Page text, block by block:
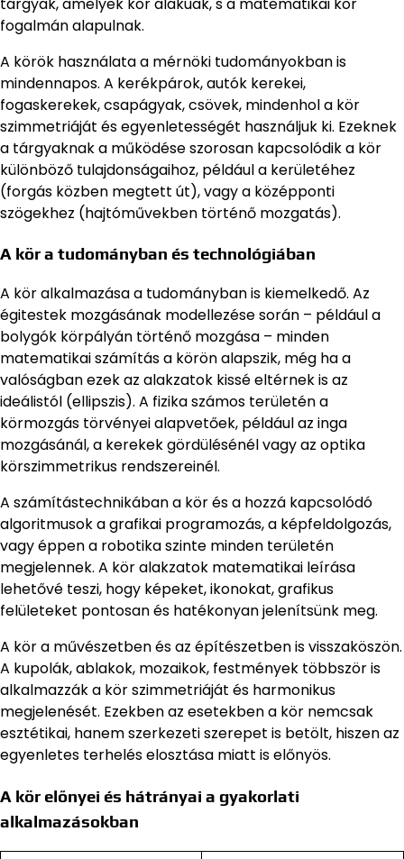
fogalmán alapulnak.
A körök használata a mérnöki tudományokban is
mindennapos. A kerékpárok, autók kerekei,
fogaskerekek, csapágyak, csövek, mindenhol a kör
szimmetriáját és egyenletességét használjuk ki. Ezeknek
a tárgyaknak a működése szorosan kapcsolódik a kör
különböző tulajdonságaihoz, például a kerületéhez
(forgás közben megtett út), vagy a középponti
szögekhez (hajtóművekben történő mozgatás).
A kör a tudományban és technológiában
A kör alkalmazása a tudományban is kiemelkedő. Az
égitestek mozgásának modellezése során – például a
bolygók körpályán történő mozgása – minden
matematikai számítás a körön alapszik, még ha a
valóságban ezek az alakzatok kissé eltérnek is az
ideálistól (ellipszis). A fizika számos területén a
körmozgás törvényei alapvetőek, például az inga
mozgásánál, a kerekek gördülésénél vagy az optika
körszimmetrikus rendszereinél.
A számítástechnikában a kör és a hozzá kapcsolódó
algoritmusok a grafikai programozás, a képfeldolgozás,
vagy éppen a robotika szinte minden területén
megjelennek. A kör alakzatok matematikai leírása
lehetővé teszi, hogy képeket, ikonokat, grafikus
felületeket pontosan és hatékonyan jelenítsünk meg.
A kör a művészetben és az építészetben is visszaköszön.
A kupolák, ablakok, mozaikok, festmények többször is
alkalmazzák a kör szimmetriáját és harmonikus
megjelenését. Ezekben az esetekben a kör nemcsak
esztétikai, hanem szerkezeti szerepet is betölt, hiszen az
egyenletes terhelés elosztása miatt is előnyös.
A kör előnyei és hátrányai a gyakorlati
alkalmazásokban